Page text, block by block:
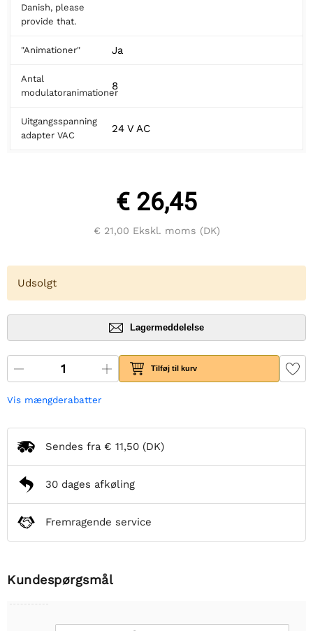
Danish, please
provide that.
"Animationer" Ja
Antal
modulatoranimationer
8
Uitgangsspanning
adapter VAC
24 V AC
€ 26,45
€ 21,00 Ekskl. moms (DK)
Udsolgt
Lagermeddelelse
Tilføj til kurv
Vis mængderabatter
Sendes fra € 11,50 (DK)
30 dages afkøling
Fremragende service
Kundespørgsmål